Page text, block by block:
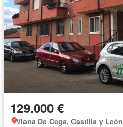
129.000 €
Viana De Cega, Castilla y León